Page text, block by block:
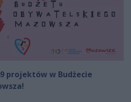
projektów w Budżecie